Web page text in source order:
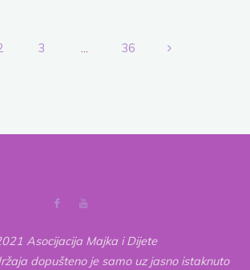
Vrijedni3 … 36
Asocijacija Majka i Dijete
dopušteno je samo uz jasno istaknuto